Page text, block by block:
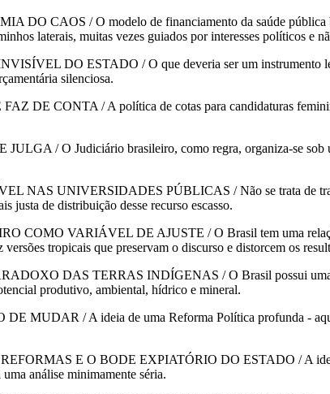
CAOS / O modelo de financiamento da saúde pública
laterais, muitas vezes guiados por interesses políticos e
DO ESTADO / O que deveria ser um instrumento
silenciosa.
CONTA / A política de cotas para candidaturas
/ O Judiciário brasileiro, como regra, organiza-se sob
UNIVERSIDADES PÚBLICAS / Não se trata de
justa de distribuição desse recurso escasso.
VARIÁVEL DE AJUSTE / O Brasil tem uma
tropicais que preservam o discurso e distorcem os
DAS TERRAS INDÍGENAS / O Brasil possui uma
produtivo, ambiental, hídrico e mineral.
/ A ideia de uma Reforma Política profunda -
E O BODE EXPIATÓRIO DO ESTADO / A
análise minimamente séria.